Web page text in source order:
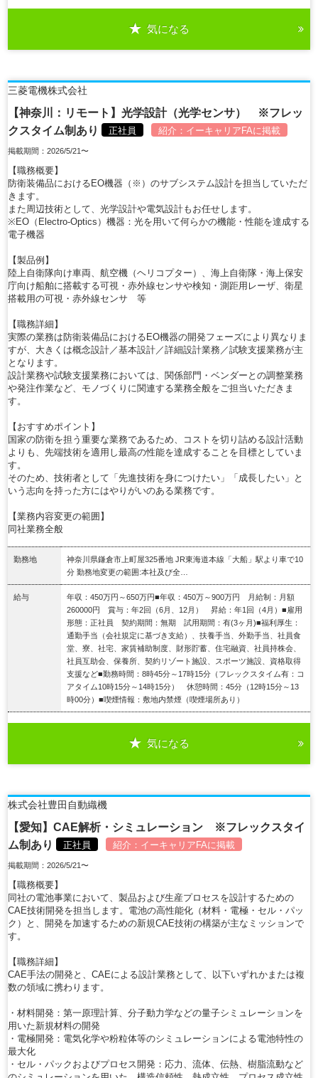
気になる
三菱電機株式会社
【神奈川：リモート】光学設計（光学センサ） ※フレッ
クスタイム制あり
正社員 紹介： イーキャリアFAに掲載
掲載期間：2026/5/21〜
【職務概要】
防衛装備品におけるEO機器（※）のサブシステム設計を担当していただ
きます。
また周辺技術として、光学設計や電気設計もお任せします。
※EO（Electro-Optics）機器：光を用いて何らかの機能・性能を達成する
電子機器
【製品例】
陸上自衛隊向け車両、航空機（ヘリコプター）、海上自衛隊・海上保安
庁向け船舶に搭載する可視・赤外線センサや検知・測距用レーザ、衛星
搭載用の可視・赤外線センサ 等
【職務詳細】
実際の業務は防衛装備品におけるEO機器の開発フェーズにより異なりま
すが、大きくは概念設計／基本設計／詳細設計業務／試験支援業務が主
となります。
設計業務や試験支援業務においては、関係部門・ベンダーとの調整業務
や発注作業など、モノづくりに関連する業務全般をご担当いただきま
す。
【おすすめポイント】
国家の防衛を担う重要な業務であるため、コストを切り詰める設計活動
よりも、先端技術を適用し最高の性能を達成することを目標としていま
す。
そのため、技術者として「先進技術を身につけたい」「成長したい」と
いう志向を持った方にはやりがいのある業務です。
【業務内容変更の範囲】
同社業務全般
勤務地
神奈川県鎌倉市上町屋325番地 JR東海道本線「大船」駅より車で10
分 勤務地変更の範囲:本社及び全…
給与
年収：450万円～650万円■年収：450万～900万円 月給制：月額
260000円 賞与：年2回（6月、12月） 昇給：年1回（4月）■雇用
形態：正社員 契約期間：無期 試用期間：有(3ヶ月)■福利厚生：
通勤手当（会社規定に基づき支給）、扶養手当、外勤手当、社員食
堂、寮、社宅、家賃補助制度、財形貯蓄、住宅融資、社員持株会、
社員互助会、保養所、契約リゾート施設、スポーツ施設、資格取得
支援など■勤務時間：8時45分～17時15分（フレックスタイム有：コ
アタイム10時15分～14時15分） 休憩時間：45分（12時15分～13
時00分）■喫煙情報：敷地内禁煙（喫煙場所あり）
気になる
株式会社豊田自動織機
【愛知】CAE解析・シミュレーション ※フレックスタイ
ム制あり
正社員 紹介： イーキャリアFAに掲載
掲載期間：2026/5/21〜
【職務概要】
同社の電池事業において、製品および生産プロセスを設計するための
CAE技術開発を担当します。電池の高性能化（材料・電極・セル・パッ
ク）と、開発を加速するための新規CAE技術の構築が主なミッションで
す。
【職務詳細】
CAE手法の開発と、CAEによる設計業務として、以下いずれかまたは複
数の領域に携わります。
・材料開発：第一原理計算、分子動力学などの量子シミュレーションを
用いた新規材料の開発
・電極開発：電気化学や粉粒体等のシミュレーションによる電池特性の
最大化
・セル・パックおよびプロセス開発：応力、流体、伝熱、樹脂流動など